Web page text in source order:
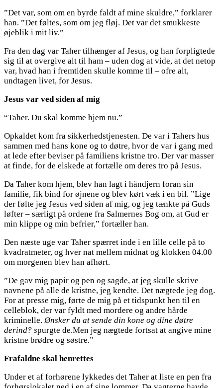
”Det var, som om en byrde faldt af mine skuldre,” forklarer
han. ”Det føltes, som om jeg fløj. Det var det smukkeste
øjeblik i mit liv.”
Fra den dag var Taher tilhænger af Jesus, og han forpligtede
sig til at overgive alt til ham – uden dog at vide, at det netop
var, hvad han i fremtiden skulle komme til – ofre alt,
undtagen livet, for Jesus.
Jesus var ved siden af mig
“Taher. Du skal komme hjem nu.”
Opkaldet kom fra sikkerhedstjenesten. De var i Tahers hus
sammen med hans kone og to døtre, hvor de var i gang med
at lede efter beviser på familiens kristne tro. Der var masser
at finde, for de elskede at fortælle om deres tro på Jesus.
Da Taher kom hjem, blev han lagt i håndjern foran sin
familie, fik bind for øjnene og blev kørt væk i en bil. ”Lige
der følte jeg Jesus ved siden af mig, og jeg tænkte på Guds
løfter – særligt på ordene fra Salmernes Bog om, at Gud er
min klippe og min befrier,” fortæller han.
Den næste uge var Taher spærret inde i en lille celle på to
kvadratmeter, og hver nat mellem midnat og klokken 04.00
om morgenen blev han afhørt.
”De gav mig papir og pen og sagde, at jeg skulle skrive
navnene på alle de kristne, jeg kendte. Det nægtede jeg dog.
For at presse mig, førte de mig på et tidspunkt hen til en
celleblok, der var fyldt med mordere og andre hårde
kriminelle. Ønsker du at sende din kone og dine døtre
derind? spurgte de.Men jeg nægtede fortsat at angive mine
kristne brødre og søstre.”
Frafaldne skal henrettes
Under et af forhørene lykkedes det Taher at liste en pen fra